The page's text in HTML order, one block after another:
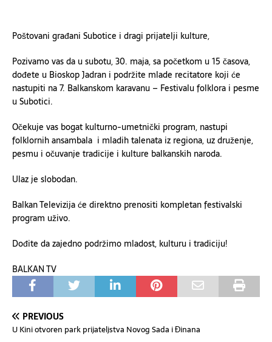
Poštovani građani Subotice i dragi prijatelji kulture,
Pozivamo vas da u subotu, 30. maja, sa početkom u 15 časova,
dođete u Bioskop Jadran i podržite mlade recitatore koji će
nastupiti na 7. Balkanskom karavanu – Festivalu folklora i pesme
u Subotici.
Očekuje vas bogat kulturno-umetnički program, nastupi
folklornih ansambala i mladih talenata iz regiona, uz druženje,
pesmu i očuvanje tradicije i kulture balkanskih naroda.
Ulaz je slobodan.
Balkan Televizijaće direktno prenositi kompletan festivalski
program uživo.
Dođite da zajedno podržimo mladost, kulturu i tradiciju!
BALKAN TV
PREVIOUS
U Kini otvoren park prijateljstva Novog Sada i Đinana